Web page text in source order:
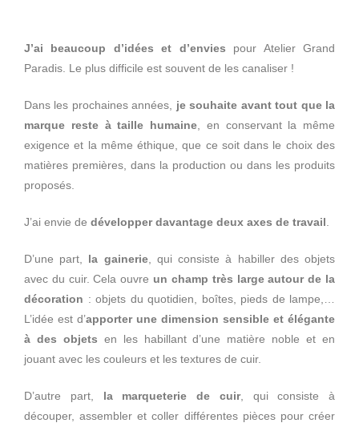
J’ai beaucoup d’idées et d’envies pour Atelier Grand
Paradis. Le plus difficile est souvent de les canaliser !
Dans les prochaines années, je souhaite avant tout que la
marque reste à taille humaine , en conservant la même
exigence et la même éthique, que ce soit dans le choix des
matières premières, dans la production ou dans les produits
proposés.
J’ai envie de développer davantage deux axes de travail
D’une part, la gainerie, qui consiste à habiller des objets
avec du cuir. Cela ouvre un champ très large autour de la
décoration : objets du quotidien, boîtes, pieds de lampe,…
L’idée est d’apporter une dimension sensible et élégante
à des objets en les habillant d’une matière noble et en
jouant avec les couleurs et les textures de cuir.
D’autre part, la marqueterie de cuir, qui consiste à
découper, assembler et coller différentes pièces pour créer